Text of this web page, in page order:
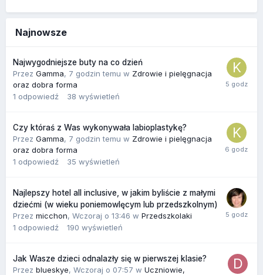
Najnowsze
Najwygodniejsze buty na co dzień
Przez Gamma, 7 godzin temu w Zdrowie i pielęgnacja
oraz dobra forma
1 odpowiedź 38 wyświetleń
Czy któraś z Was wykonywała labioplastykę?
Przez Gamma, 7 godzin temu w Zdrowie i pielęgnacja
oraz dobra forma
1 odpowiedź 35 wyświetleń
Najlepszy hotel all inclusive, w jakim byliście z małymi
dziećmi (w wieku poniemowlęcym lub przedszkolnym)
Przez micchon, Wczoraj o 13:46 w Przedszkolaki
1 odpowiedź 190 wyświetleń
Jak Wasze dzieci odnalazły się w pierwszej klasie?
Przez blueskye, Wczoraj o 07:57 w Uczniowie,